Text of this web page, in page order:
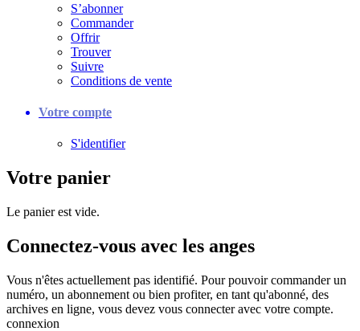
S’abonner
Commander
Offrir
Trouver
Suivre
Conditions de vente
Votre compte
S'identifier
Votre panier
Le panier est vide.
Connectez-vous avec les anges
Vous n'êtes actuellement pas identifié. Pour pouvoir commander un
numéro, un abonnement ou bien profiter, en tant qu'abonné, des
archives en ligne, vous devez vous connecter avec votre compte.
connexion